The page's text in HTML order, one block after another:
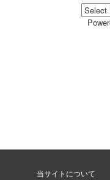
当サイトについて